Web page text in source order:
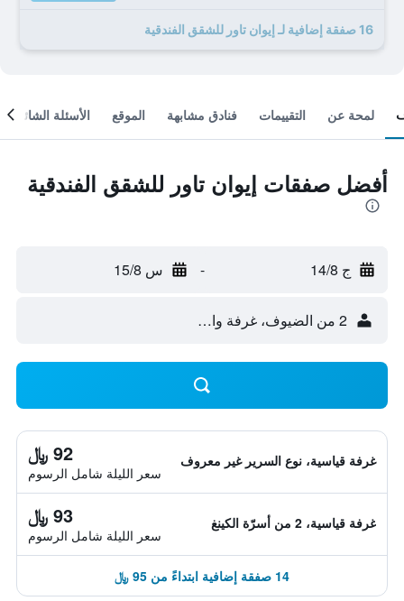
16 صفقة إضافية لـ إيوان تاور للشقق الفندقية
لمحة عن التقييمات فنادق مشابهة الموقع الأسئلة الشائعة
أفضل صفقات إيوان تاور للشقق الفندقية
ج 14/8 - س 15/8
2 من الضيوف، غرفة واحدة
غرفة قياسية، نوع السرير غير معروف 92 ﷼
سعر الليلة شامل الرسوم
غرفة قياسية، 2 من أسرّة الكينغ 93 ﷼
سعر الليلة شامل الرسوم
14 صفقة إضافية ابتداءً من 95 ﷼